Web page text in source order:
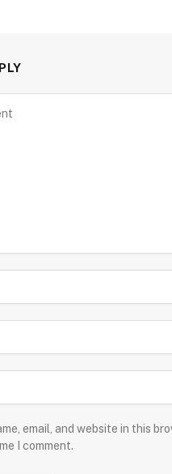
email, and website in this
I comment.